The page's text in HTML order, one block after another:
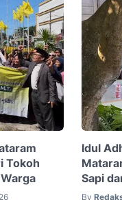
Tokoh
Idul
Sapi
By